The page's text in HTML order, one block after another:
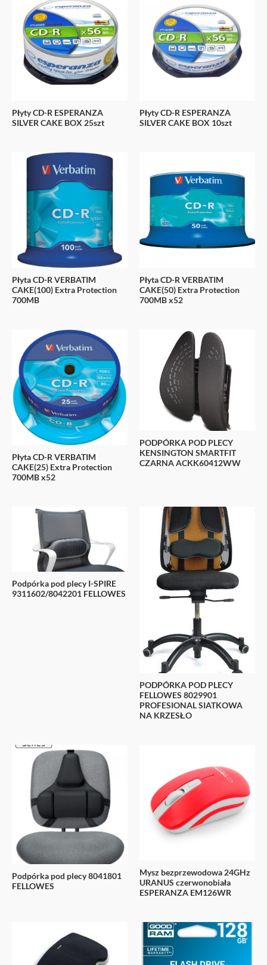
Płyty CD-R ESPERANZA
SILVER CAKE BOX 25szt
Płyty CD-R ESPERANZA
SILVER CAKE BOX 10szt
Płyta CD-R VERBATIM
CAKE(100) Extra Protection
700MB
Płyta CD-R VERBATIM
CAKE(50) Extra Protection
700MB x52
Płyta CD-R VERBATIM
CAKE(25) Extra Protection
700MB x52
PODPÓRKA POD PLECY
KENSINGTON SMARTFIT
CZARNA ACKK60412WW
Podpórka pod plecy I-SPIRE
9311602/8042201 FELLOWES
PODPÓRKA POD PLECY
FELLOWES 8029901
PROFESIONAL SIATKOWA
NA KRZESŁO
Podpórka pod plecy 8041801
FELLOWES
Mysz bezprzewodowa 24GHz
URANUS czerwonobiała
ESPERANZA EM126WR